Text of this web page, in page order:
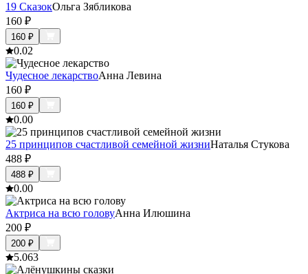
19 СказокОльга Зябликова
160 ₽
160 ₽
0.02
Чудесное лекарствоАнна Левина
160 ₽
160 ₽
0.00
25 принципов счастливой семейной жизниНаталья Стукова
488 ₽
488 ₽
0.00
Актриса на всю головуАнна Илюшина
200 ₽
200 ₽
5.063